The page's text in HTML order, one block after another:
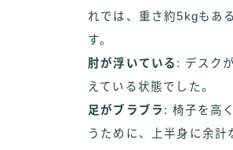
れでは、重さ約5kgもあ
す。
肘が浮いている : デスク
えている状態でした。
足がブラブラ : 椅子を高
うために、上半身に余計